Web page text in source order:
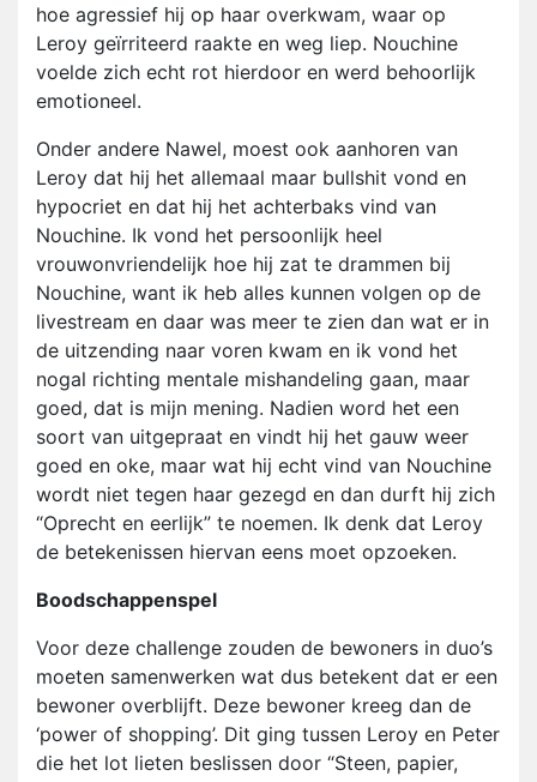
hoe agressief hij op haar overkwam, waar op
Leroy geïrriteerd raakte en weg liep. Nouchine
voelde zich echt rot hierdoor en werd behoorlijk
emotioneel.
Onder andere Nawel, moest ook aanhoren van
Leroy dat hij het allemaal maar bullshit vond en
hypocriet en dat hij het achterbaks vind van
Nouchine. Ik vond het persoonlijk heel
vrouwonvriendelijk hoe hij zat te drammen bij
Nouchine, want ik heb alles kunnen volgen op de
livestream en daar was meer te zien dan wat er in
de uitzending naar voren kwam en ik vond het
nogal richting mentale mishandeling gaan, maar
goed, dat is mijn mening. Nadien word het een
soort van uitgepraat en vindt hij het gauw weer
goed en oke, maar wat hij echt vind van Nouchine
wordt niet tegen haar gezegd en dan durft hij zich
“Oprecht en eerlijk” te noemen. Ik denk dat Leroy
de betekenissen hiervan eens moet opzoeken.
Boodschappenspel
Voor deze challenge zouden de bewoners in duo’s
moeten samenwerken wat dus betekent dat er een
bewoner overblijft. Deze bewoner kreeg dan de
‘power of shopping’. Dit ging tussen Leroy en Peter
die het lot lieten beslissen door “Steen, papier,